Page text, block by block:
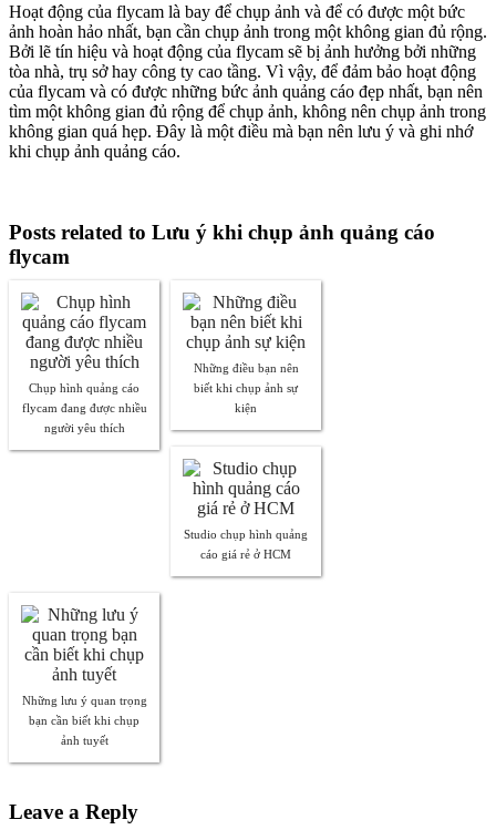
Hoạt động của flycam là bay để chụp ảnh và để có được một bức
ảnh hoàn hảo nhất, bạn cần chụp ảnh trong một không gian đủ rộng.
Bởi lẽ tín hiệu và hoạt động của flycam sẽ bị ảnh hưởng bởi những
tòa nhà, trụ sở hay công ty cao tầng. Vì vậy, để đảm bảo hoạt động
của flycam và có được những bức ảnh quảng cáo đẹp nhất, bạn nên
tìm một không gian đủ rộng để chụp ảnh, không nên chụp ảnh trong
không gian quá hẹp. Đây là một điều mà bạn nên lưu ý và ghi nhớ
khi chụp ảnh quảng cáo.
Posts related to Lưu ý khi chụp ảnh quảng cáo
flycam
Chụp hình quảng cáo
flycam đang được nhiều
người yêu thích
Những điều bạn nên
biết khi chụp ảnh sự
kiện
Studio chụp hình quảng
cáo giá rẻ ở HCM
Những lưu ý quan trọng
bạn cần biết khi chụp
ảnh tuyết
Leave a Reply